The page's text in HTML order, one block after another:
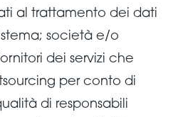
al trattamento dei dati
società e/o
dei servizi che
per conto di
di responsabili